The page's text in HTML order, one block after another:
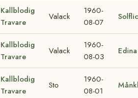
Kallblodig
Travare
Valack
1960-
08-07
Kallblodig
Travare
Valack
1960-
08-03
Edina
Kallblodig
Travare
Sto
1960-
08-01